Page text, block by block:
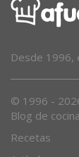
Blog de cocina